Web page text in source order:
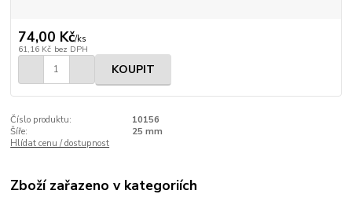
74,00 Kč/ks
61,16 Kč bez DPH
KOUPIT
Číslo produktu:
10156
Šíře:
25 mm
Hlídat cenu / dostupnost
Zboží zařazeno v kategoriích